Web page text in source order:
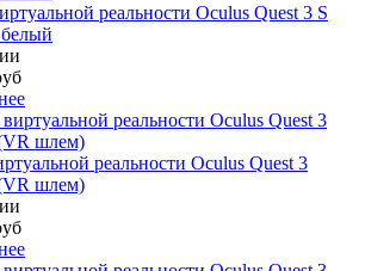
реальности Oculus Quest 3 S
реальности Oculus Quest 3
шлем)